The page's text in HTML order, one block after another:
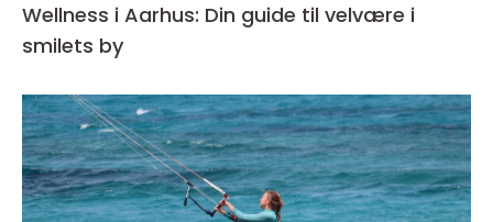
Wellness i Aarhus: Din guide til velvære i
smilets by